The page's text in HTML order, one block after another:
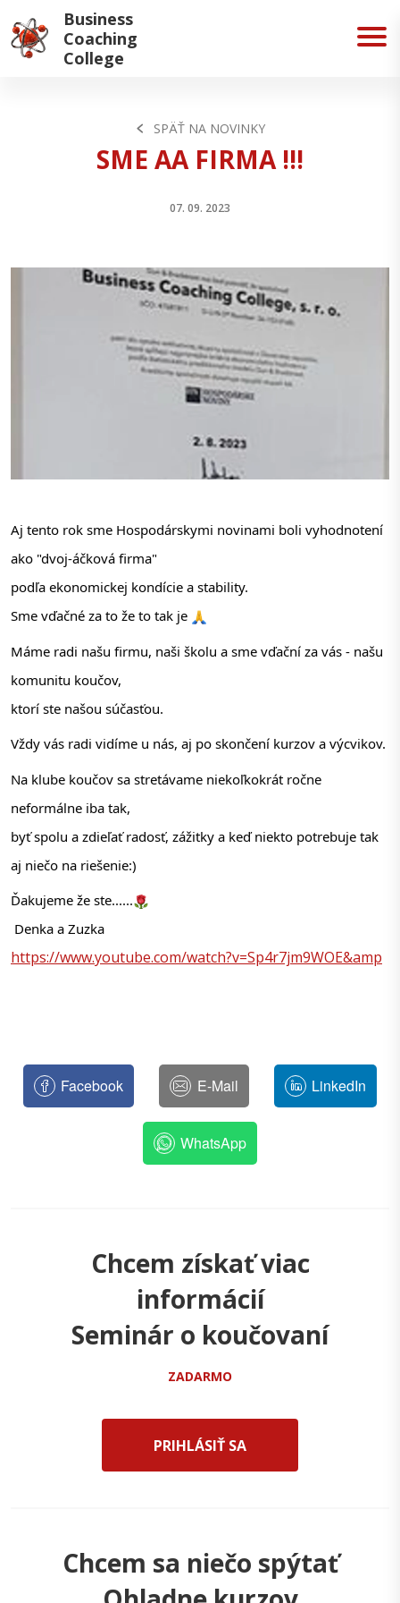
Business
Coaching
College
SPÄŤ NA NOVINKY
SME AA FIRMA !!!
07. 09. 2023
Aj tento rok sme Hospodárskymi novinami boli vyhodnotení
ako "dvoj-áčková firma"
podľa ekonomickej kondície a stability.
Sme vďačné za to že to tak je
Máme radi našu firmu, naši školu a sme vďační za vás - našu
komunitu koučov,
ktorí ste našou súčasťou.
Vždy vás radi vidíme u nás, aj po skončení kurzov a výcvikov.
Na klube koučov sa stretávame niekoľkokrát ročne
neformálne iba tak,
byť spolu a zdieľať radosť, zážitky a keď niekto potrebuje tak
aj niečo na riešenie:)
Ďakujeme že ste......
Denka a Zuzka
https://www.youtube.com/watch?v=Sp4r7jm9WOE&amp
Facebook E-Mail LinkedIn
WhatsApp
Chcem získať viac
informácií
Seminár o koučovaní
ZADARMO
PRIHLÁSIŤ SA
Chcem sa niečo spýtať